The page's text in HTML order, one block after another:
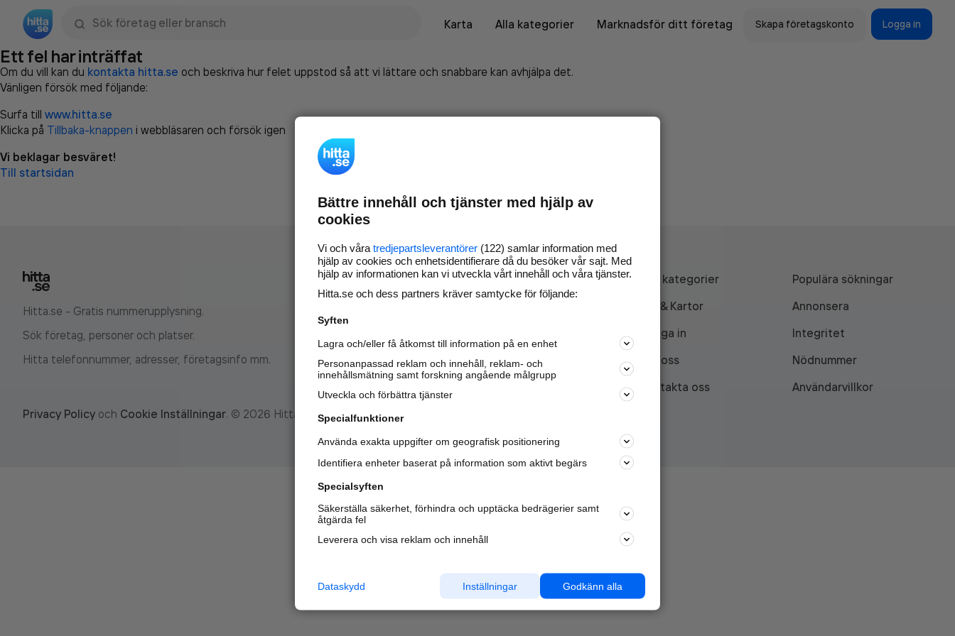
Karta
Alla kategorier Marknadsför ditt företag Skapa företagskonto Logga in
Ett fel har inträffat
Om du vill kan du kontakta hitta.se och beskriva hur felet uppstod så att vi lättare och snabbare kan avhjälpa det.
Vänligen försök med följande:
Surfa till www.hitta.se
Klicka på Tillbaka-knappen i webbläsaren och försök igen
Vi beklagar besväret!
Till startsidan
Hitta.se - Gratis nummerupplysning.
Sök företag, personer och platser.
Hitta telefonnummer, adresser, företagsinfo mm.
Marknadsför företaget på
nya kunder och
samarbetspartners nära dig.
Läs mer här
Alla kategorier
Populära sökningar
API & Kartor
Annonsera
Logga in
Integritet
Om oss
Nödnummer
Kontakta oss
Användarvillkor
Privacy Policy och Cookie Inställningar. © 2026 Hitta.se
Bättre innehåll och tjänster med hjälp av
cookies
Vi och våra tredjepartsleverantörer (122) samlar information med
hjälp av cookies och enhetsidentifierare då du besöker vår sajt. Med
hjälp av informationen kan vi utveckla vårt innehåll och våra tjänster.
Hitta.se och dess partners kräver samtycke för följande:
Syften
Lagra och/eller få åtkomst till information på en enhet
Personanpassad reklam och innehåll, reklam- och
innehållsmätning samt forskning angående målgrupp
Utveckla och förbättra tjänster
Specialfunktioner
Använda exakta uppgifter om geografisk positionering
Identifiera enheter baserat på information som aktivt begärs
Specialsyften
Säkerställa säkerhet, förhindra och upptäcka bedrägerier samt
åtgärda fel
Leverera och visa reklam och innehåll
Godkänn alla
Inställningar
Dataskydd